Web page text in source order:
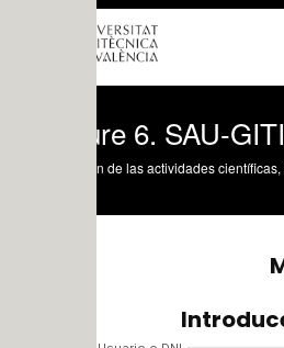
6. SAU-GITI-II,
de las actividades científicas, tecnológicas y